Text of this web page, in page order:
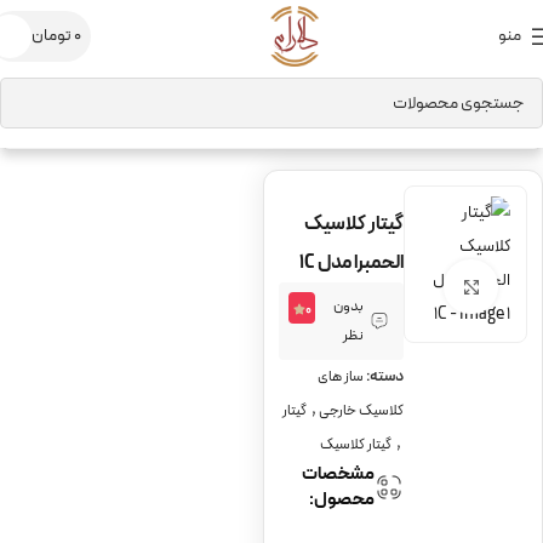
منو 0تومان
خانه ساز های کلاسیک خارجی گیتار گیتار کلاسیک
برای بزرگنمایی کلیک کنید
گیتار کلاسیک
الحمبرا مدل 1C
بدون
نظر
0
دسته: ساز های
کلاسیک خارجی, گیتار
, گیتار کلاسیک
مشخصات
محصول: